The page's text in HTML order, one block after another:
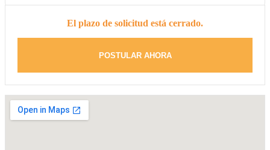
El plazo de solicitud está cerrado.
POSTULAR AHORA